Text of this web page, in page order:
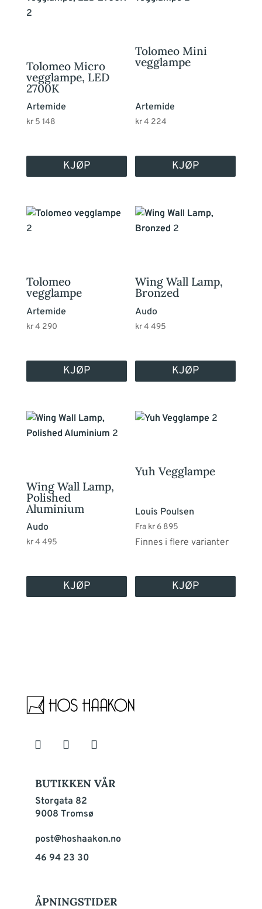
Tolomeo Micro
vegglampe, LED
2700K
Artemide
kr5 148
KJØP
Tolomeo Mini
vegglampe
Artemide
kr4 224
KJØP
Tolomeo
vegglampe
Artemide
kr4 290
KJØP
Wing Wall Lamp,
Bronzed
Audo
kr4 495
KJØP
Wing Wall Lamp,
Polished
Aluminium
Audo
kr4 495
KJØP
Yuh Vegglampe
Louis Poulsen
Fra kr 6 895
Finnes i flere varianter
KJØP
Dette
varianter.
kan
velges
på
BUTIKKEN VÅR
Storgata 82
9008 Tromsø
post@hoshaakon.no
46 94 23 30
ÅPNINGSTIDER